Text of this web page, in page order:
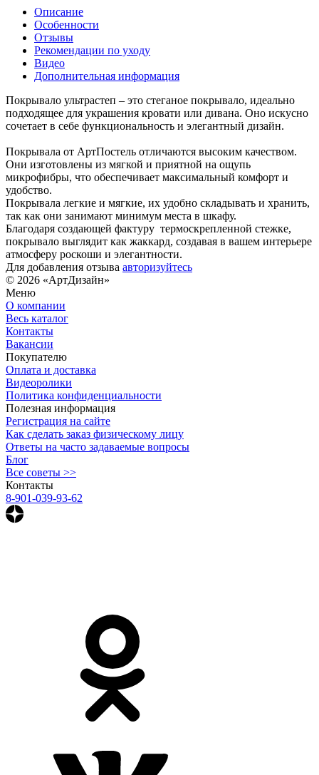
Описание
Особенности
Отзывы
Рекомендации по уходу
Видео
Дополнительная информация
Покрывало ультрастеп – это стеганое покрывало, идеально
подходящее для украшения кровати или дивана. Оно искусно
сочетает в себе функциональность и элегантный дизайн.
Покрывала от АртПостель отличаются высоким качеством.
Они изготовлены из мягкой и приятной на ощупь
микрофибры, что обеспечивает максимальный комфорт и
удобство.
Покрывала легкие и мягкие, их удобно складывать и хранить,
так как они занимают минимум места в шкафу.
Благодаря создающей фактуру термоскрепленной стежке,
покрывало выглядит как жаккард, создавая в вашем интерьере
атмосферу роскоши и элегантности.
Для добавления отзыва авторизуйтесь
© 2026 «АртДизайн»
Меню
О компании
Весь каталог
Контакты
Вакансии
Покупателю
Оплата и доставка
Видеоролики
Политика конфиденциальности
Полезная информация
Регистрация на сайте
Как сделать заказ физическому лицу
Ответы на часто задаваемые вопросы
Блог
Все советы >>
Контакты
8-901-039-93-62